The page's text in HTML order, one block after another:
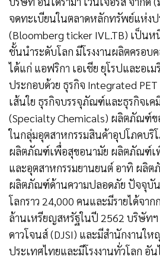
จดทะเบียนในตลาดหลักทรัพย์แห่งป
(Bloomberg ticker IVL.TB) เป็นห
ชั้นนำระดับโลก มีโรงงานผลิตครอบ
ได้แก่ แอฟริกา เอเชีย ยุโรปและอเ
ประกอบด้วย ธุรกิจ Integrated
เส้นใย ธุรกิจบรรจุภัณฑ์และธุรกิจ
(Specialty Chemicals) ผลิตภัณฑ์ข
ในกลุ่มอุตสาหกรรมสินค้าอุปโภคบริ
ผลิตภัณฑ์เพื่อสุขอนามัย ผลิตภัณฑ์เ
และอุตสาหกรรมยานยนต์ อาทิ ผลิต
ผลิตภัณฑ์ด้านความปลอดภัย ปัจจุบั
โลกราว 24,000 คนและมีรายได้จาก
ล้านเหรียญสหรัฐในปี 2562 บริษัท
ดาวโจนส์ (DJSI) และมีสำนักงานใ
ประเทศไทยและมีโรงงานทั่วโลก อั